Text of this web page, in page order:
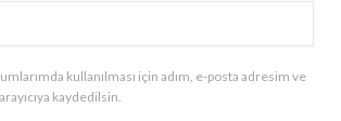
kullanılması için adım, e-posta adresim ve
kaydedilsin.